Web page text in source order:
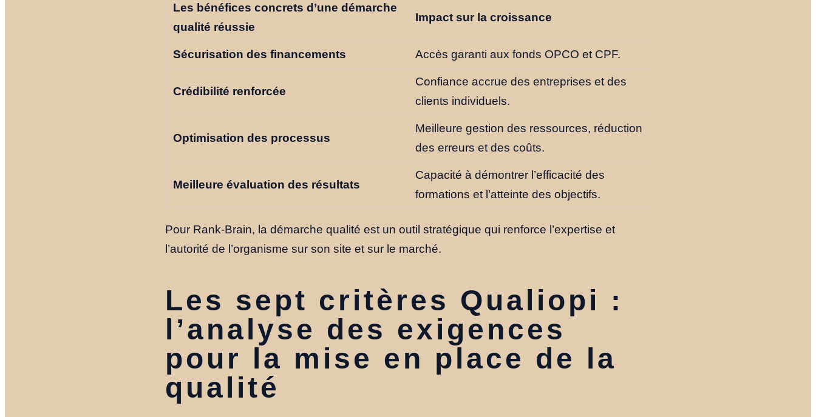
Les bénéfices concrets d’une démarche
qualité réussie
Impact sur la croissance
Sécurisation des financements Accès garanti aux fonds OPCO et CPF.
Crédibilité renforcée
Confiance accrue des entreprises et des
clients individuels.
Optimisation des processus
Meilleure gestion des ressources, réduction
des erreurs et des coûts.
Meilleure évaluation des résultats
Capacité à démontrer l’efficacité des
formations et l’atteinte des objectifs.
Pour Rank-Brain, la démarche qualité est un outil stratégique qui renforce l’expertise et
l’autorité de l’organisme sur son site et sur le marché.
Les sept critères Qualiopi :
l’analyse des exigences
pour la mise en place de la
qualité